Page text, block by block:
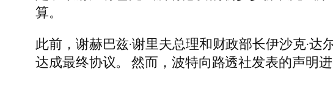
算。
此前，谢赫巴兹·谢里夫总理和财政部长伊沙克·
达成最终协议。 然而，波特向路透社发表的声明